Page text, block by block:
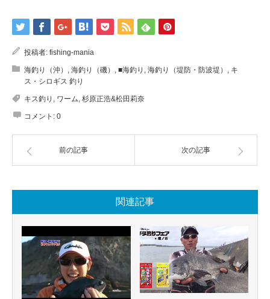
投稿者: fishing-mania
海釣り（沖） , 海釣り（磯） , ■海釣り , 海釣り（堤防・防波堤） , キ
ス・シロギス 釣り
キス釣り , ワーム, 杉原正浩&松田莉奈
コメント: 0
前の記事 次の記事
関連記事